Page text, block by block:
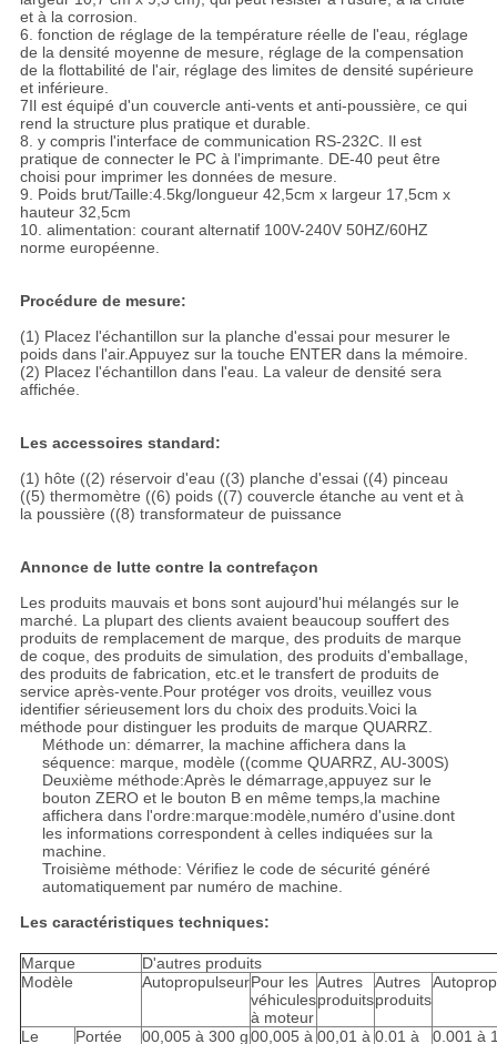
et à la corrosion.
6. fonction de réglage de la température réelle de l'eau, réglage
de la densité moyenne de mesure, réglage de la compensation
de la flottabilité de l'air, réglage des limites de densité supérieure
et inférieure.
7Il est équipé d'un couvercle anti-vents et anti-poussière, ce qui
rend la structure plus pratique et durable.
8. y compris l'interface de communication RS-232C. Il est
pratique de connecter le PC à l'imprimante. DE-40 peut être
choisi pour imprimer les données de mesure.
9. Poids brut/Taille:4.5kg/longueur 42,5cm x largeur 17,5cm x
hauteur 32,5cm
10. alimentation: courant alternatif 100V-240V 50HZ/60HZ
norme européenne.
Procédure de mesure:
(1) Placez l'échantillon sur la planche d'essai pour mesurer le
poids dans l'air.Appuyez sur la touche ENTER dans la mémoire.
(2) Placez l'échantillon dans l'eau. La valeur de densité sera
affichée.
Les accessoires standard:
(1) hôte ((2) réservoir d'eau ((3) planche d'essai ((4) pinceau
((5) thermomètre ((6) poids ((7) couvercle étanche au vent et à
la poussière ((8) transformateur de puissance
Annonce de lutte contre la contrefaçon
Les produits mauvais et bons sont aujourd'hui mélangés sur le
marché. La plupart des clients avaient beaucoup souffert des
produits de remplacement de marque, des produits de marque
de coque, des produits de simulation, des produits d'emballage,
des produits de fabrication, etc.et le transfert de produits de
service après-vente.Pour protéger vos droits, veuillez vous
identifier sérieusement lors du choix des produits.Voici la
méthode pour distinguer les produits de marque QUARRZ.
Méthode un: démarrer, la machine affichera dans la
séquence: marque, modèle ((comme QUARRZ, AU-300S)
Deuxième méthode:Après le démarrage,appuyez sur le
bouton ZERO et le bouton B en même temps,la machine
affichera dans l'ordre:marque:modèle,numéro d'usine.dont
les informations correspondent à celles indiquées sur la
machine.
Troisième méthode: Vérifiez le code de sécurité généré
automatiquement par numéro de machine.
Les caractéristiques techniques:
Marque
D'autres produits
Modèle
AutopropulseurPour les
véhicules
à moteur
Autres
produits
Autres
produits
Le Portée 00,005 à 300 g00,005 à 00,01 à 0.01 à 0.001 à